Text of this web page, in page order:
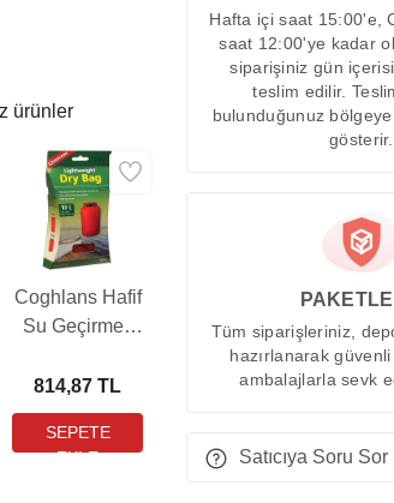
ürünler
Coghlans Hafif
Su Geçirmez
814,87 TL
Hafta içi saat 15:00'e,
saat 12:00'ye kadar
siparişiniz gün
teslim edilir.
bulunduğunuz
gösterir.
Tüm siparişleriniz,
hazırlanarak
ambalajlarla sevk
Satıcıya Soru Sor